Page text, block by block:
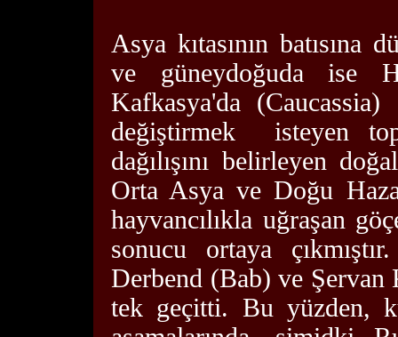
Asya kıtasının batısına
ve güneydoğuda ise
Kafkasya'da
değiştirmek isteyen
dağılışını belirleyen
Orta Asya ve Doğu
hayvancılıkla uğraşan
sonucu ortaya
Derbend (Bab) ve Şervan
tek geçitti. Bu yüzden,